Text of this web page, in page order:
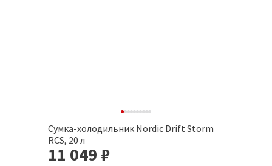
Сумка-холодильник Nordic Drift Storm
RCS, 20 л
11 049 ₽